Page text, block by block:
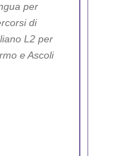
per
di
L2 per
e Ascoli